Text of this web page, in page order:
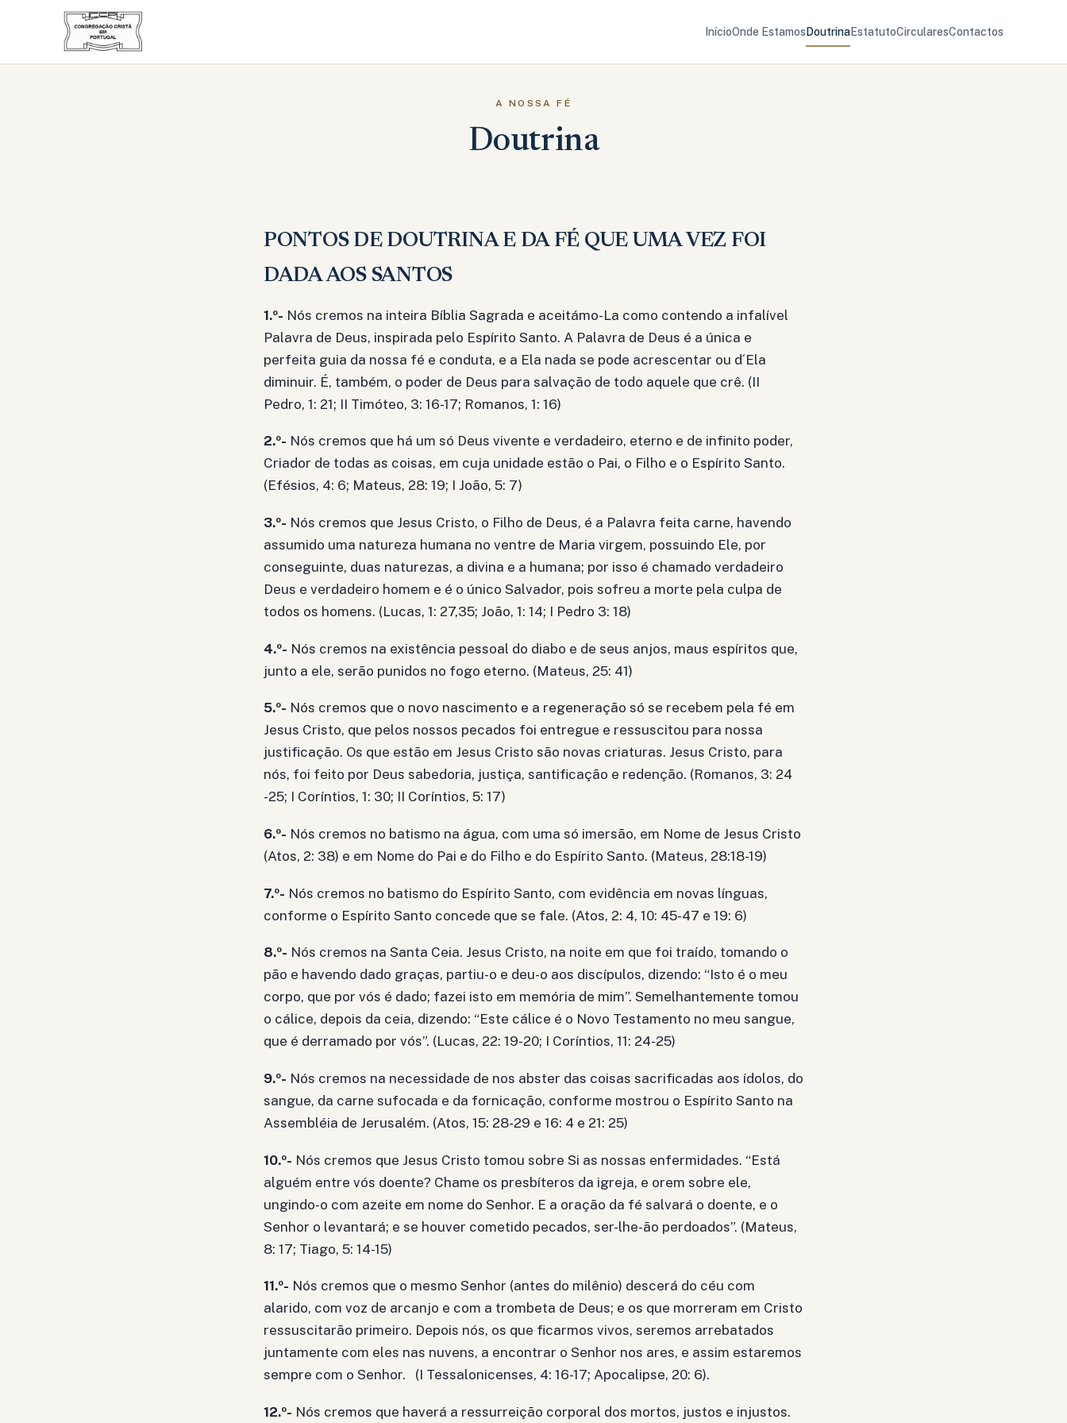
InícioOnde EstamosDoutrinaEstatutoCircularesContactos
A NOSSA FÉ
Doutrina
PONTOS DE DOUTRINA E DA FÉ QUE UMA VEZ FOI
DADA AOS SANTOS
1.º- Nós cremos na inteira Bíblia Sagrada e aceitámo-La como contendo a infalível
Palavra de Deus, inspirada pelo Espírito Santo. A Palavra de Deus é a única e
perfeita guia da nossa fé e conduta, e a Ela nada se pode acrescentar ou d´Ela
diminuir. É, também, o poder de Deus para salvação de todo aquele que crê. (II
Pedro, 1: 21; II Timóteo, 3: 16-17; Romanos, 1: 16)
2.º- Nós cremos que há um só Deus vivente e verdadeiro, eterno e de infinito poder,
Criador de todas as coisas, em cuja unidade estão o Pai, o Filho e o Espírito Santo.
(Efésios, 4: 6; Mateus, 28: 19; I João, 5: 7)
3.º- Nós cremos que Jesus Cristo, o Filho de Deus, é a Palavra feita carne, havendo
assumido uma natureza humana no ventre de Maria virgem, possuindo Ele, por
conseguinte, duas naturezas, a divina e a humana; por isso é chamado verdadeiro
Deus e verdadeiro homem e é o único Salvador, pois sofreu a morte pela culpa de
todos os homens. (Lucas, 1: 27,35; João, 1: 14; I Pedro 3: 18)
4.º- Nós cremos na existência pessoal do diabo e de seus anjos, maus espíritos que,
junto a ele, serão punidos no fogo eterno. (Mateus, 25: 41)
5.º- Nós cremos que o novo nascimento e a regeneração só se recebem pela fé em
Jesus Cristo, que pelos nossos pecados foi entregue e ressuscitou para nossa
justificação. Os que estão em Jesus Cristo são novas criaturas. Jesus Cristo, para
nós, foi feito por Deus sabedoria, justiça, santificação e redenção. (Romanos, 3: 24
-25; I Coríntios, 1: 30; II Coríntios, 5: 17)
6.º- Nós cremos no batismo na água, com uma só imersão, em Nome de Jesus Cristo
(Atos, 2: 38) e em Nome do Pai e do Filho e do Espírito Santo. (Mateus, 28:18-19)
7.º- Nós cremos no batismo do Espírito Santo, com evidência em novas línguas,
conforme o Espírito Santo concede que se fale. (Atos, 2: 4, 10: 45-47 e 19: 6)
8.º- Nós cremos na Santa Ceia. Jesus Cristo, na noite em que foi traído, tomando o
pão e havendo dado graças, partiu-o e deu-o aos discípulos, dizendo: “Isto é o meu
corpo, que por vós é dado; fazei isto em memória de mim”. Semelhantemente tomou
o cálice, depois da ceia, dizendo: “Este cálice é o Novo Testamento no meu sangue,
que é derramado por vós”. (Lucas, 22: 19-20; I Coríntios, 11: 24-25)
9.º- Nós cremos na necessidade de nos abster das coisas sacrificadas aos ídolos, do
sangue, da carne sufocada e da fornicação, conforme mostrou o Espírito Santo na
Assembléia de Jerusalém. (Atos, 15: 28-29 e 16: 4 e 21: 25)
10.º- Nós cremos que Jesus Cristo tomou sobre Si as nossas enfermidades. “Está
alguém entre vós doente? Chame os presbíteros da igreja, e orem sobre ele,
ungindo-o com azeite em nome do Senhor. E a oração da fé salvará o doente, e o
Senhor o levantará; e se houver cometido pecados, ser-lhe-ão perdoados”. (Mateus,
8: 17; Tiago, 5: 14-15)
11.º- Nós cremos que o mesmo Senhor (antes do milênio) descerá do céu com
alarido, com voz de arcanjo e com a trombeta de Deus; e os que morreram em Cristo
ressuscitarão primeiro. Depois nós, os que ficarmos vivos, seremos arrebatados
juntamente com eles nas nuvens, a encontrar o Senhor nos ares, e assim estaremos
sempre com o Senhor. (I Tessalonicenses, 4: 16-17; Apocalipse, 20: 6).
12.º- Nós cremos que haverá a ressurreição corporal dos mortos, justos e injustos.